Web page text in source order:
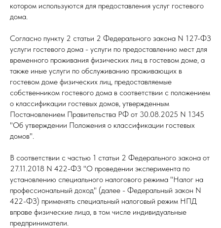
котором используются для предоставления услуг гостевого
дома.
Согласно пункту 2 статьи 2 Федерального закона N 127-ФЗ
услуги гостевого дома - услуги по предоставлению мест для
временного проживания физических лиц в гостевом доме, а
также иные услуги по обслуживанию проживающих в
гостевом доме физических лиц, предоставляемые
собственником гостевого дома в соответствии с положением
о классификации гостевых домов, утвержденным
Постановлением Правительства РФ от 30.08.2025 N 1345
"Об утверждении Положения о классификации гостевых
домов".
В соответствии с частью 1 статьи 2 Федерального закона от
27.11.2018 N 422-ФЗ "О проведении эксперимента по
установлению специального налогового режима "Налог на
профессиональный доход" (далее - Федеральный закон N
422-ФЗ) применять специальный налоговый режим НПД
вправе физические лица, в том числе индивидуальные
предприниматели.